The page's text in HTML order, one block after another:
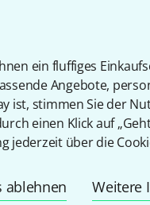
ein fluffiges
Angebote,
ist, stimmen Sie der
einen Klick auf
jederzeit über die
ablehnen Weitere